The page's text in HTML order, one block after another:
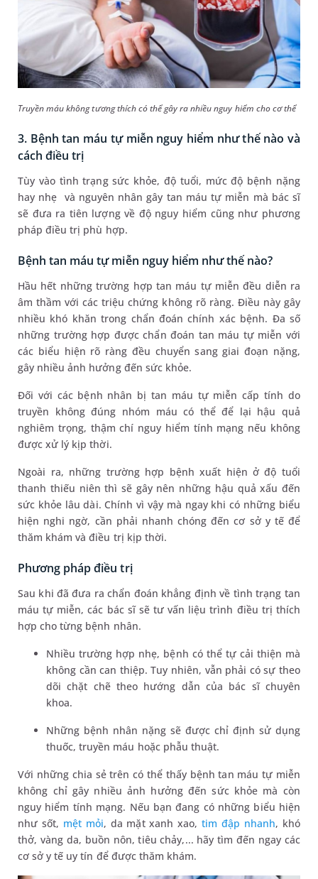
Truyền máu không tương thích có thể gây ra nhiều nguy hiểm cho cơ thể
3. Bệnh tan máu tự miễn nguy hiểm như thế nào và
cách điều trị
Tùy vào tình trạng sức khỏe, độ tuổi, mức độ bệnh nặng
hay nhẹ và nguyên nhân gây tan máu tự miễn mà bác sĩ
sẽ đưa ra tiên lượng về độ nguy hiểm cũng như phương
pháp điều trị phù hợp.
Bệnh tan máu tự miễn nguy hiểm như thế nào?
Hầu hết những trường hợp tan máu tự miễn đều diễn ra
âm thầm với các triệu chứng không rõ ràng. Điều này gây
nhiều khó khăn trong chẩn đoán chính xác bệnh. Đa số
những trường hợp được chẩn đoán tan máu tự miễn với
các biểu hiện rõ ràng đều chuyển sang giai đoạn nặng,
gây nhiều ảnh hưởng đến sức khỏe.
Đối với các bệnh nhân bị tan máu tự miễn cấp tính do
truyền không đúng nhóm máu có thể để lại hậu quả
nghiêm trọng, thậm chí nguy hiểm tính mạng nếu không
được xử lý kịp thời.
Ngoài ra, những trường hợp bệnh xuất hiện ở độ tuổi
thanh thiếu niên thì sẽ gây nên những hậu quả xấu đến
sức khỏe lâu dài. Chính vì vậy mà ngay khi có những biểu
hiện nghi ngờ, cần phải nhanh chóng đến cơ sở y tế để
thăm khám và điều trị kịp thời.
Phương pháp điều trị
Sau khi đã đưa ra chẩn đoán khẳng định về tình trạng tan
máu tự miễn, các bác sĩ sẽ tư vấn liệu trình điều trị thích
hợp cho từng bệnh nhân.
Nhiều trường hợp nhẹ, bệnh có thể tự cải thiện mà
không cần can thiệp. Tuy nhiên, vẫn phải có sự theo
dõi chặt chẽ theo hướng dẫn của bác sĩ chuyên
khoa.
Những bệnh nhân nặng sẽ được chỉ định sử dụng
thuốc, truyền máu hoặc phẫu thuật.
Với những chia sẻ trên có thể thấy bệnh tan máu tự miễn
không chỉ gây nhiều ảnh hưởng đến sức khỏe mà còn
nguy hiểm tính mạng. Nếu bạn đang có những biểu hiện
như sốt, mệt mỏi, da mặt xanh xao,tim đập nhanh, khó
thở, vàng da, buồn nôn, tiêu chảy,... hãy tìm đến ngay các
cơ sở y tế uy tín để được thăm khám.